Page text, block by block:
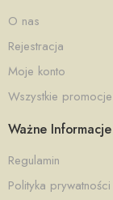
O nas
Rejestracja
Moje konto
Wszystkie promocje
Ważne Informacje
Regulamin
Polityka prywatności